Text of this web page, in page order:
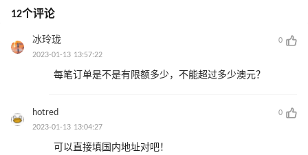
12个评论
冰玲珑
0
2023-01-13 13:57:22
每笔订单是不是有限额多少，不能超过多少澳元？
hotred
0
2023-01-13 13:04:27
可以直接填国内地址对吧！